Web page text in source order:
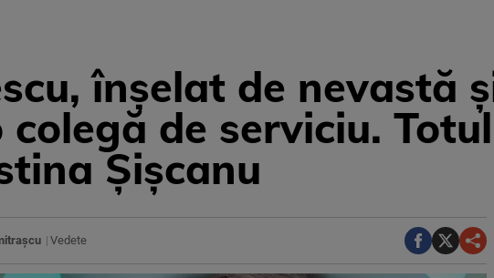
înșelat de nevastă
colegă de serviciu.
Șișcanu
Vedete